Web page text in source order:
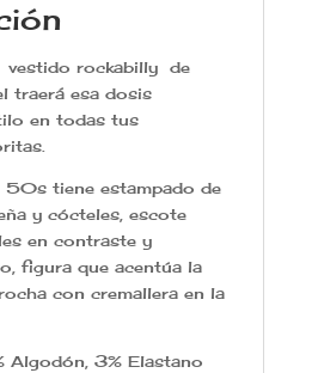
vestido rockabilly de
traerá esa dosis
en todas tus
50s tiene estampado de
y cócteles, escote
en contraste y
figura que acentúa la
con cremallera en la
Algodón, 3% Elastano